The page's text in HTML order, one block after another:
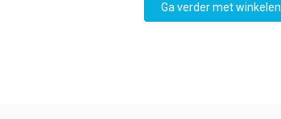
Ga verder met winkelen